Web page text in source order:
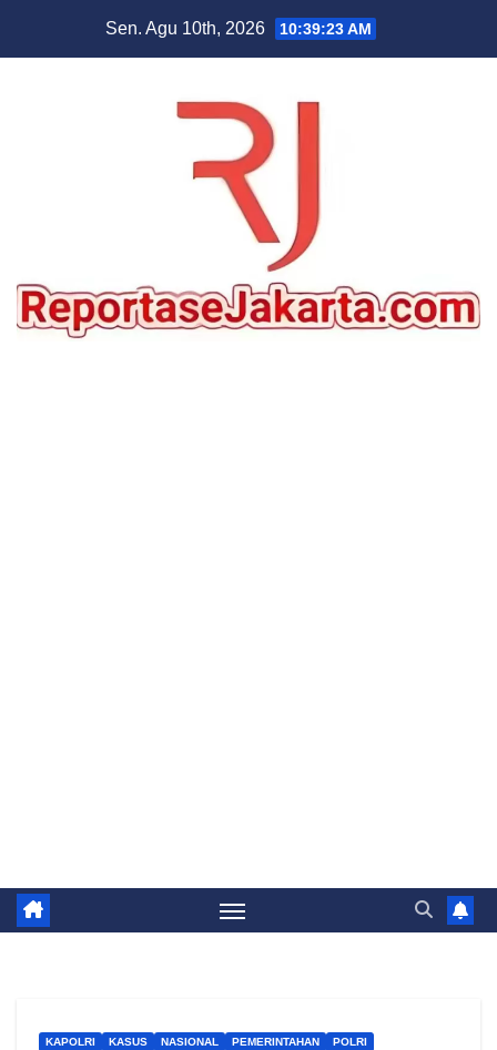
Sen. Agu 10th, 2026 10:39:24 AM
KAPOLRI KASUS NASIONAL PEMERINTAHAN POLRI